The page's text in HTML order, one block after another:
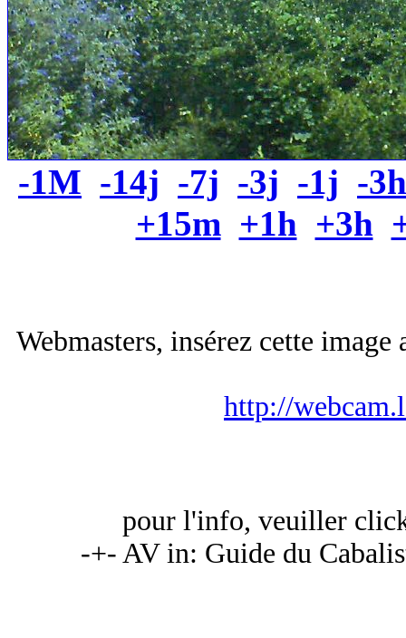
-1M -14j -7j -3j -1j -3h
+15m +1h +3h
Webmasters, insérez cette
http://
pour l'info, veuiller
-+- AV in: Guide du